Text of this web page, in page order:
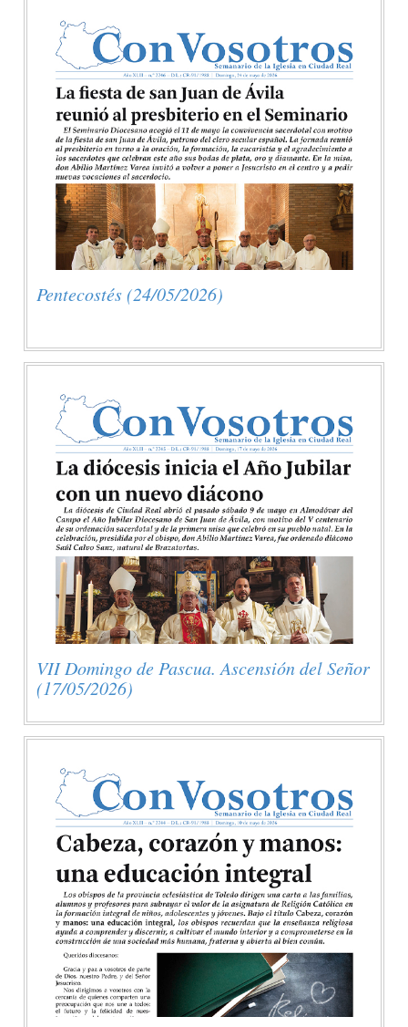
Pentecostés (24/05/2026)
VII Domingo de Pascua. Ascensión del Señor
(17/05/2026)